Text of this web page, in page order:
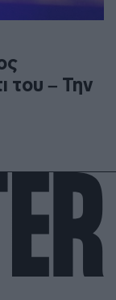
του – Την